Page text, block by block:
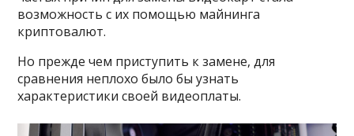
возможность с их помощью майнинга
криптовалют.
Но прежде чем приступить к замене, для
сравнения неплохо было бы узнать
характеристики своей видеоплаты.